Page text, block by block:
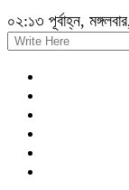
০২:১৩ পূর্বাহ্ন,